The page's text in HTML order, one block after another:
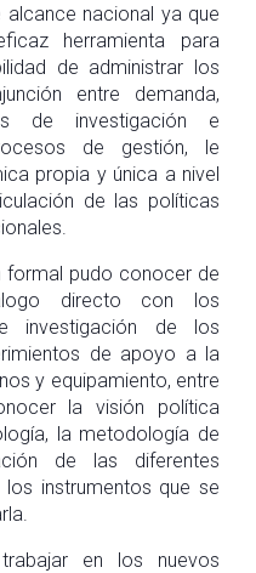
nacional ya que
herramienta para
de administrar los
entre demanda,
de investigación e
de gestión, le
propia y única a nivel
de las políticas
formal pudo conocer de
directo con los
investigación de los
de apoyo a la
y equipamiento, entre
la visión política
la metodología de
de las diferentes
instrumentos que se
en los nuevos